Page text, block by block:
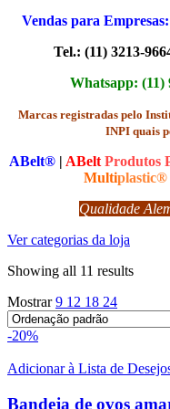
Vendas para Empresas:
Tel.: (11) 3213-
Whatsapp: (11)
Marcas registradas pelo
INPI quais
ABelt®| ABelt Produtos
Multiplastic®
Qualidade
Ver categorias da loja
Showing all 11 results
Mostrar9 12 18 24
-20%
Adicionar à Lista de
Bandeja de ovos